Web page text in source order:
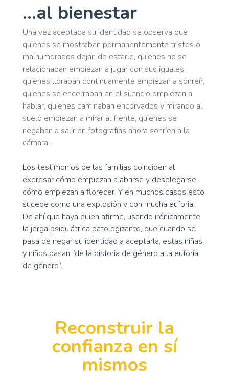
...al bienestar
Una vez aceptada su identidad se observa que
quienes se mostraban permanentemente tristes o
malhumorados dejan de estarlo, quienes no se
relacionaban empiezan a jugar con sus iguales,
quienes lloraban continuamente empiezan a sonreír,
quienes se encerraban en el silencio empiezan a
hablar, quienes caminaban encorvados y mirando al
suelo empiezan a mirar al frente, quienes se
negaban a salir en fotografías ahora sonríen a la
cámara…
Los testimonios de las familias coinciden al
expresar cómo empiezan a abrirse y desplegarse,
cómo empiezan a florecer. Y en muchos casos esto
sucede como una explosión y con mucha euforia.
De ahí que haya quien afirme, usando irónicamente
la jerga psiquiátrica patologizante, que cuando se
pasa de negar su identidad a aceptarla, estas niñas
y niños pasan “de la disforia de género a la euforia
de género”.
Reconstruir la
confianza en sí
mismos